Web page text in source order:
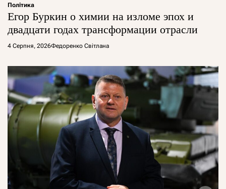
Політика
Егор Буркин о химии на изломе эпох и
двадцати годах трансформации отрасли
4 Серпня, 2026Федоренко Світлана